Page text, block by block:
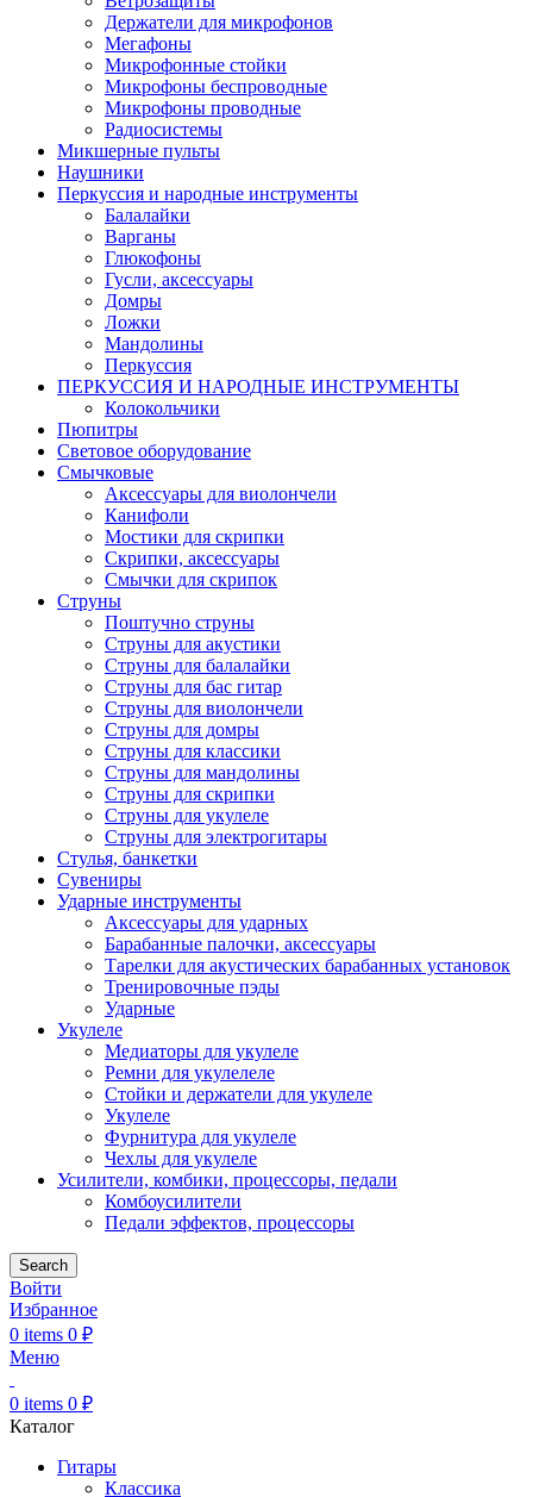
Держатели для микрофонов
Мегафоны
Микрофонные стойки
Микрофоны беспроводные
Микрофоны проводные
Радиосистемы
Микшерные пульты
Наушники
Перкуссия и народные инструменты
Балалайки
Варганы
Глюкофоны
Гусли, аксессуары
Домры
Ложки
Мандолины
Перкуссия
ПЕРКУССИЯ И НАРОДНЫЕ ИНСТРУМЕНТЫ
Колокольчики
Пюпитры
Световое оборудование
Смычковые
Аксессуары для виолончели
Канифоли
Мостики для скрипки
Скрипки, аксессуары
Смычки для скрипок
Струны
Поштучно струны
Струны для акустики
Струны для балалайки
Струны для бас гитар
Струны для виолончели
Струны для домры
Струны для классики
Струны для мандолины
Струны для скрипки
Струны для укулеле
Струны для электрогитары
Стулья, банкетки
Сувениры
Ударные инструменты
Аксессуары для ударных
Барабанные палочки, аксессуары
Тарелки для акустических барабанных установок
Тренировочные пэды
Ударные
Укулеле
Медиаторы для укулеле
Ремни для укулелеле
Стойки и держатели для укулеле
Укулеле
Фурнитура для укулеле
Чехлы для укулеле
Усилители, комбики, процессоры, педали
Комбоусилители
Педали эффектов, процессоры
Search
Войти
Избранное
0 items 0 ₽
Меню
0 items 0 ₽
Каталог
Гитары
Классика